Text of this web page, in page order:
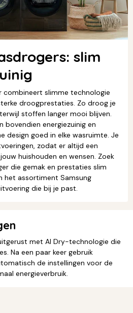
slim
combineert slimme technologie
droogprestaties. Zo droog je
stoffen langer mooi blijven.
bovendien energiezuinig en
design goed in elke wasruimte. Je
zodat er altijd een
huishouden en wensen. Zoek
die gemak en prestaties slim
het assortiment Samsung
die bij je past.
met AI Dry-technologie die
Na een paar keer gebruik
de instellingen voor de
energieverbruik.